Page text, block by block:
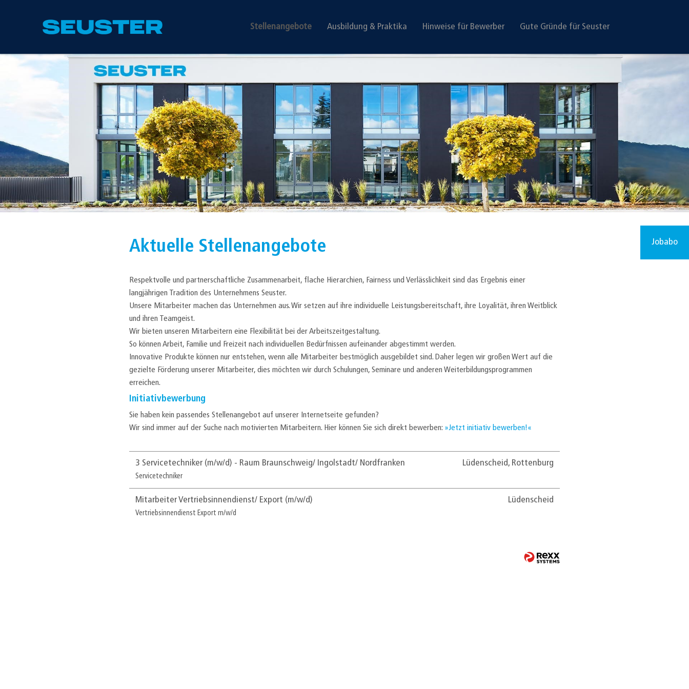
Stellenangebote Ausbildung & Praktika Hinweise für Bewerber Gute Gründe für Seuster
Aktuelle Stellenangebote
Respektvolle und partnerschaftliche Zusammenarbeit, flache Hierarchien, Fairness und Verlässlichkeit sind das Ergebnis einer
langjährigen Tradition des Unternehmens Seuster.
Unsere Mitarbeiter machen das Unternehmen aus. Wir setzen auf ihre individuelle Leistungsbereitschaft, ihre Loyalität, ihren Weitblick
und ihren Teamgeist.
Wir bieten unseren Mitarbeitern eine Flexibilität bei der Arbeitszeitgestaltung.
So können Arbeit, Familie und Freizeit nach individuellen Bedürfnissen aufeinander abgestimmt werden.
Innovative Produkte können nur entstehen, wenn alle Mitarbeiter bestmöglich ausgebildet sind. Daher legen wir großen Wert auf die
gezielte Förderung unserer Mitarbeiter, dies möchten wir durch Schulungen, Seminare und anderen Weiterbildungsprogrammen
erreichen.
Initiativbewerbung
Sie haben kein passendes Stellenangebot auf unserer Internetseite gefunden?
Wir sind immer auf der Suche nach motivierten Mitarbeitern. Hier können Sie sich direkt bewerben:
Jetzt initiativ bewerben!
3 Servicetechniker (m/w/d) - Raum Braunschweig/ Ingolstadt/ Nordfranken
Servicetechniker
Lüdenscheid, Rottenburg
Mitarbeiter Vertriebsinnendienst/ Export (m/w/d)
Vertriebsinnendienst Export m/w/d
Lüdenscheid
Jobabo